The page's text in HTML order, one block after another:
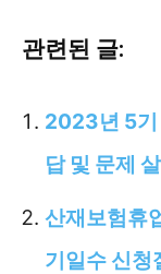
관련된 글:
2023년 5기
답 및 문제
산재보험휴
기일수 신청